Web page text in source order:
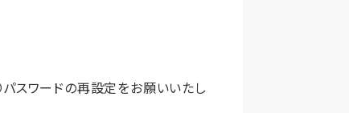
スワードの再設定をお願いいたし